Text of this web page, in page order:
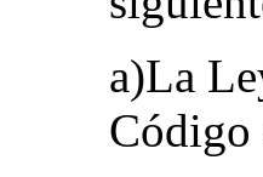
a)La
Código